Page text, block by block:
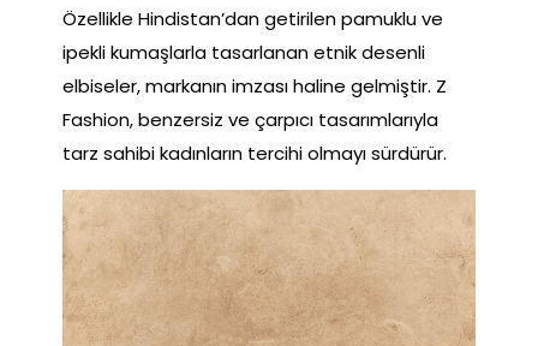
Özellikle Hindistan’dan getirilen pamuklu ve
ipekli kumaşlarla tasarlanan etnik desenli
elbiseler, markanın imzası haline gelmiştir. Z
Fashion, benzersiz ve çarpıcı tasarımlarıyla
tarz sahibi kadınların tercihi olmayı sürdürür.